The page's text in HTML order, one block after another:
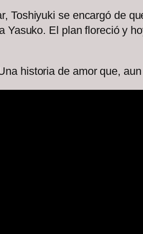
Toshiyuki se encargó de
El plan floreció y
historia de amor que,